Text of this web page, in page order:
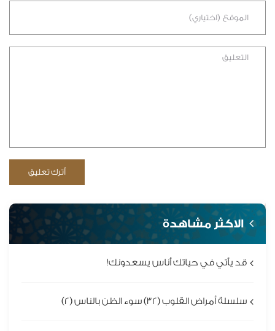
الاكثر مشاهدة
قد يأتي في حياتك أناس يسعدونك!
سلسلة أمراض القلوب (32) سوء الظن بالناس (2)